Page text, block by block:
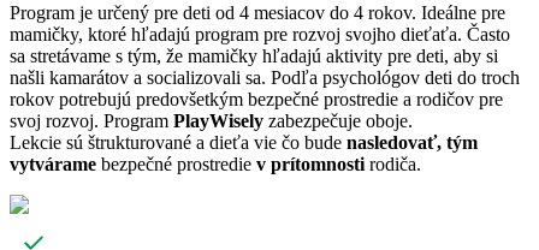
Program je určený pre deti od 4 mesiacov do 4 rokov. Ideálne pre
mamičky, ktoré hľadajú program pre rozvoj svojho dieťaťa. Často
sa stretávame s tým, že mamičky hľadajú aktivity pre deti, aby si
našli kamarátov a socializovali sa. Podľa psychológov deti do troch
rokov potrebujú predovšetkým bezpečné prostredie a rodičov pre
svoj rozvoj. Program PlayWisely zabezpečuje oboje.
Lekcie sú štrukturované a dieťa vie čo bude nasledovať, tým
vytvárame bezpečné prostredie v prítomnosti rodiča.